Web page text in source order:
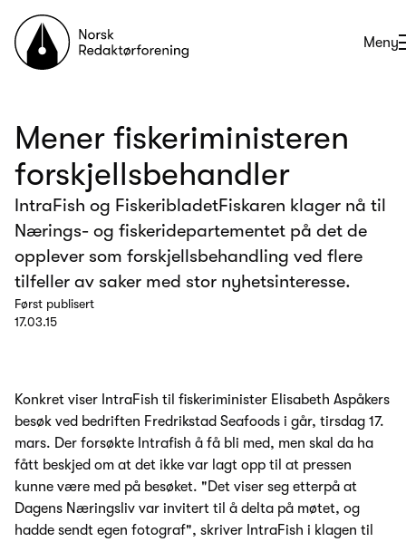
Til forsiden
Åpne
Meny
Mener fiskeriministeren
forskjellsbehandler
IntraFish og FiskeribladetFiskaren klager nå til
Nærings- og fiskeridepartementet på det de
opplever som forskjellsbehandling ved flere
tilfeller av saker med stor nyhetsinteresse.
Først publisert
17.03.15
Konkret viser IntraFish til fiskeriminister Elisabeth Aspåkers
besøk ved bedriften Fredrikstad Seafoods i går, tirsdag 17.
mars. Der forsøkte Intrafish å få bli med, men skal da ha
fått beskjed om at det ikke var lagt opp til at pressen
kunne være med på besøket. "Det viser seg etterpå at
Dagens Næringsliv var invitert til å delta på møtet, og
hadde sendt egen fotograf", skriver IntraFish i klagen til